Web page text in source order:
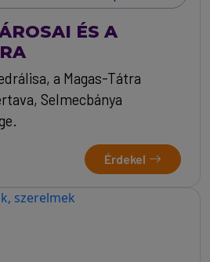
ÉS A
a Magas-Tátra
Selmecbánya
Érdekel